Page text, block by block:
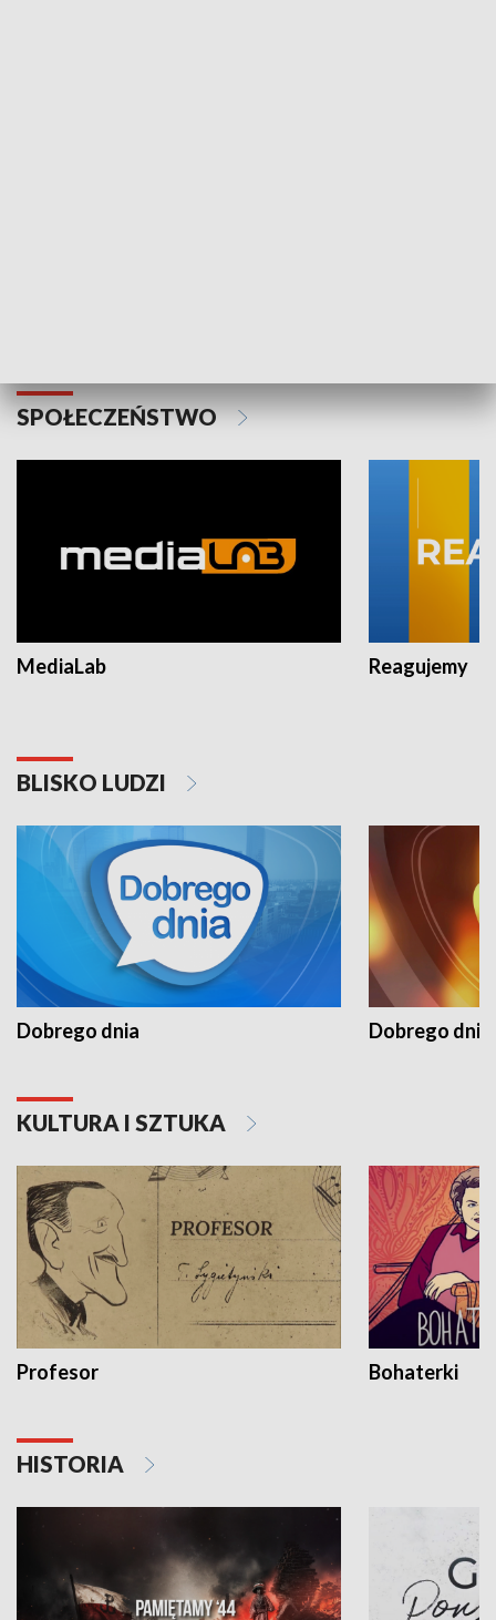
SPOŁECZEŃSTWO
MediaLab Reagujemy
BLISKO LUDZI
Dobrego dnia Dobrego dnia
KULTURA I SZTUKA
Profesor Bohaterki
HISTORIA